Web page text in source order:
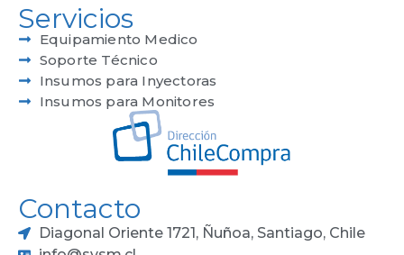
Servicios
Equipamiento Medico
Soporte Técnico
Insumos para Inyectoras
Insumos para Monitores
Contacto
Diagonal Oriente 1721, Ñuñoa, Santiago, Chile